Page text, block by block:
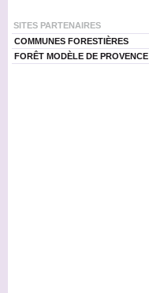
SITES PARTENAIRES
COMMUNES FORESTIÈRES
FORÊT MODÈLE DE PROVENCE